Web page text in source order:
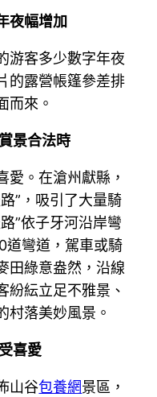
夜幅增加
游客多少數字年夜
的露營帳篷參差排
而來。
景合法時
愛。在滄州獻縣，
”，吸引了大量騎
”依子牙河沿岸彎
道彎道，駕車或騎
田綠意盎然，沿線
紛紜立足不雅景、
村落美妙風景。
喜愛
山谷包養網景區，